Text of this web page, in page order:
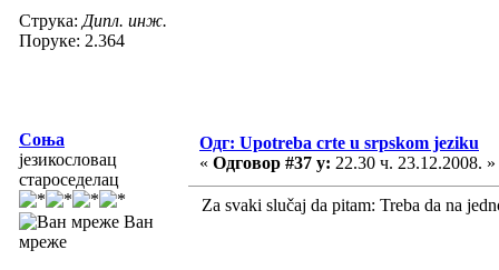
Струка: Дипл. инж.
Поруке: 2.364
Соња
језикословац
староседелац
Ван
мреже
Одг: Upotreba crte u srpskom jeziku
« Одговор #37 у: 22.30 ч. 23.12.2008. »
Za svaki slučaj da pitam: Treba da na